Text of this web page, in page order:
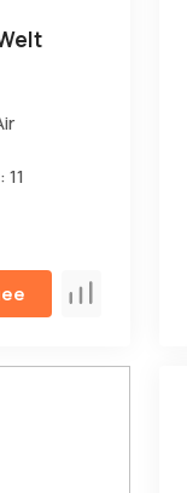
Сравнить